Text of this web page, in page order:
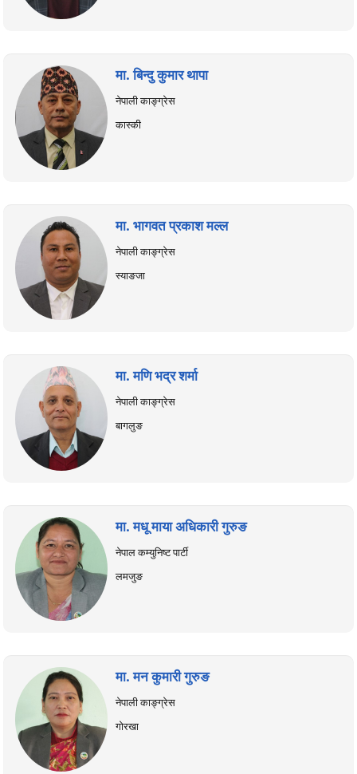
मा. बिन्दु कुमार थापा
नेपाली काङ्ग्रेस
कास्की
मा. भागवत प्रकाश मल्ल
नेपाली काङ्ग्रेस
स्याङजा
मा. मणि भद्र शर्मा
नेपाली काङ्ग्रेस
बागलुङ
मा. मधू माया अधिकारी गुरुङ
नेपाल कम्युनिष्ट पार्टी
लमजुङ
मा. मन कुमारी गुरुङ
नेपाली काङ्ग्रेस
गोरखा